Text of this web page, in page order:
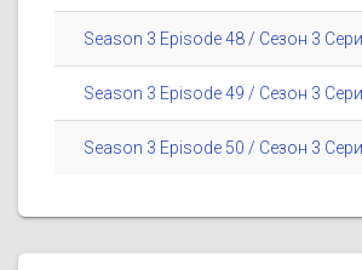
Season 3 Episode 48 / Сезон 3
Season 3 Episode 49 / Сезон 3
Season 3 Episode 50 / Сезон 3